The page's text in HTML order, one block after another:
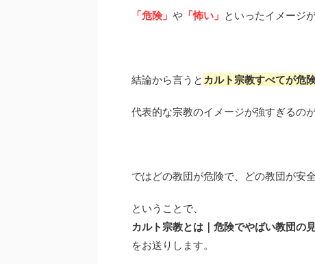
「危険」 や 「怖い」 といったイメージ
結論から言うと カルト宗教すべてが危
代表的な宗教のイメージが強すぎるのが
ではどの教団が危険で、どの教団が安
ということで、
カルト宗教とは｜危険でやばい教団の
をお送りします。